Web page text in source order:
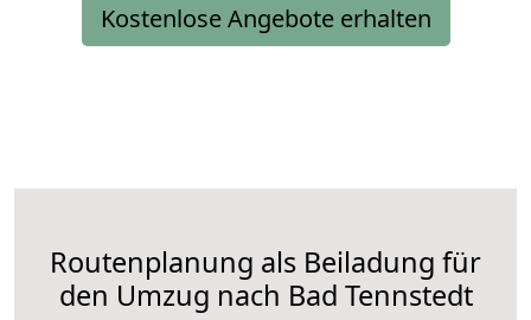
Kostenlose Angebote erhalten
Routenplanung als Beiladung für
den Umzug nach Bad Tennstedt